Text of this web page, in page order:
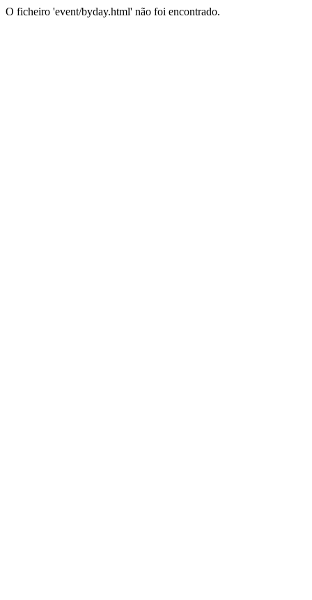
O ficheiro 'event/byday.html' não foi encontrado.